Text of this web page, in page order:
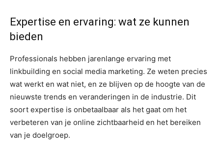
Expertise en ervaring: wat ze kunnen
bieden
Professionals hebben jarenlange ervaring met
linkbuilding en social media marketing. Ze weten precies
wat werkt en wat niet, en ze blijven op de hoogte van de
nieuwste trends en veranderingen in de industrie. Dit
soort expertise is onbetaalbaar als het gaat om het
verbeteren van je online zichtbaarheid en het bereiken
van je doelgroep.